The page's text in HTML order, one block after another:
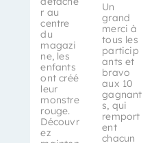
r au
centre
du
magazi
ne, les
enfants
ont créé
leur
monstre
rouge.
Découvr
ez
Un
grand
merci à
tous les
particip
ants et
bravo
aux 10
gagnant
s, qui
remport
ent
chacun